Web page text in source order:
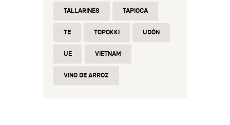
TALLARINES TAPIOCA
TE TOPOKKI UDÓN
UE VIETNAM
VINO DE ARROZ